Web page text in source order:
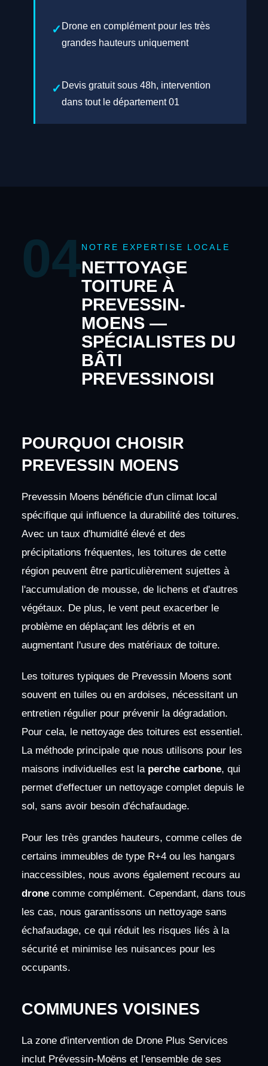
Drone en complément pour les très
grandes hauteurs uniquement
Devis gratuit sous 48h, intervention
dans tout le département 01
04NOTRE EXPERTISE LOCALE
NETTOYAGE
TOITURE À
PREVESSIN-
MOENS —
SPÉCIALISTES DU
BÂTI
PREVESSINOISI
POURQUOI CHOISIR
PREVESSIN MOENS
Prevessin Moens bénéficie d'un climat local
spécifique qui influence la durabilité des toitures.
Avec un taux d'humidité élevé et des
précipitations fréquentes, les toitures de cette
région peuvent être particulièrement sujettes à
l'accumulation de mousse, de lichens et d'autres
végétaux. De plus, le vent peut exacerber le
problème en déplaçant les débris et en
augmentant l'usure des matériaux de toiture.
Les toitures typiques de Prevessin Moens sont
souvent en tuiles ou en ardoises, nécessitant un
entretien régulier pour prévenir la dégradation.
Pour cela, le nettoyage des toitures est essentiel.
La méthode principale que nous utilisons pour les
maisons individuelles est la perche carbone, qui
permet d'effectuer un nettoyage complet depuis le
sol, sans avoir besoin d'échafaudage.
Pour les très grandes hauteurs, comme celles de
certains immeubles de type R+4 ou les hangars
inaccessibles, nous avons également recours au
dronecomme complément. Cependant, dans tous
les cas, nous garantissons un nettoyage sans
échafaudage, ce qui réduit les risques liés à la
sécurité et minimise les nuisances pour les
occupants.
COMMUNES VOISINES
La zone d'intervention de Drone Plus Services
inclut Prévessin-Moëns et l'ensemble de ses